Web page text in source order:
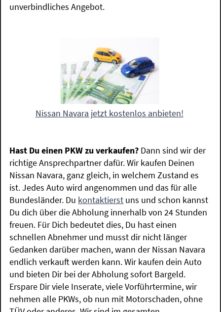
unverbindliches Angebot.
Nissan Navara jetzt kostenlos anbieten!
Hast Du einen PKW zu verkaufen? Dann sind wir der
richtige Ansprechpartner dafür. Wir kaufen Deinen
Nissan Navara, ganz gleich, in welchem Zustand es
ist. Jedes Auto wird angenommen und das für alle
Bundesländer. Du kontaktierst uns und schon kannst
Du dich über die Abholung innerhalb von 24 Stunden
freuen. Für Dich bedeutet dies, Du hast einen
schnellen Abnehmer und musst dir nicht länger
Gedanken darüber machen, wann der Nissan Navara
endlich verkauft werden kann. Wir kaufen dein Auto
und bieten Dir bei der Abholung sofort Bargeld.
Erspare Dir viele Inserate, viele Vorführtermine, wir
nehmen alle PKWs, ob nun mit Motorschaden, ohne